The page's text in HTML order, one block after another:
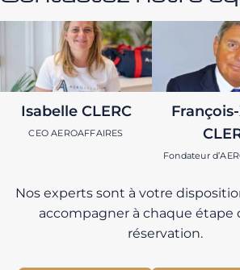
Isabelle CLERC
CEO AEROAFFAIRES
Fondateur
Nos experts sont à votre
accompagner à chaque étape
réservation.